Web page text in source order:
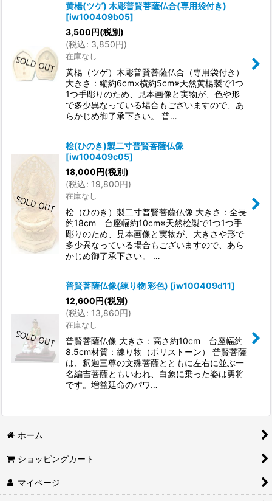
黄楊(ツゲ) 木彫普賢菩薩仏合(専用袋付き)
[iw100409b05]
3,500円(税別)
(税込: 3,850円)
在庫なし
黄楊（ツゲ）木彫普賢菩薩仏合（専用袋付き）
大きさ：縦約6cm×横約5cm※天然黄楊製で1つ
1つ手彫りのため、見本画像と実物が、色や形
で多少異なっている場合もございますので、あ
らかじめ御了承下さい。 普…
桧(ひのき)製二寸普賢菩薩仏像
[iw100409c05]
18,000円(税別)
(税込: 19,800円)
在庫なし
桧（ひのき）製二寸普賢菩薩仏像 大きさ：全長
約18cm 台座幅約10cm※天然桧製で1つ1つ手
彫りのため、見本画像と実物が、大きさや形で
多少異なっている場合もございますので、あら
かじめ御了承下さい。 …
普賢菩薩仏像(練り物 彩色) [iw100409d11]
12,600円(税別)
(税込: 13,860円)
在庫なし
普賢菩薩仏像 大きさ：高さ約10cm 台座幅約
8.5cm材質：練り物（ポリストーン） 普賢菩薩
は、釈迦三尊の文殊菩薩とともに左右に並ぶ一
名編吉菩薩ともいわれ、白象に乗った姿は勇将
です。増益延命のパワ…
ホーム
ショッピングカート
マイページ